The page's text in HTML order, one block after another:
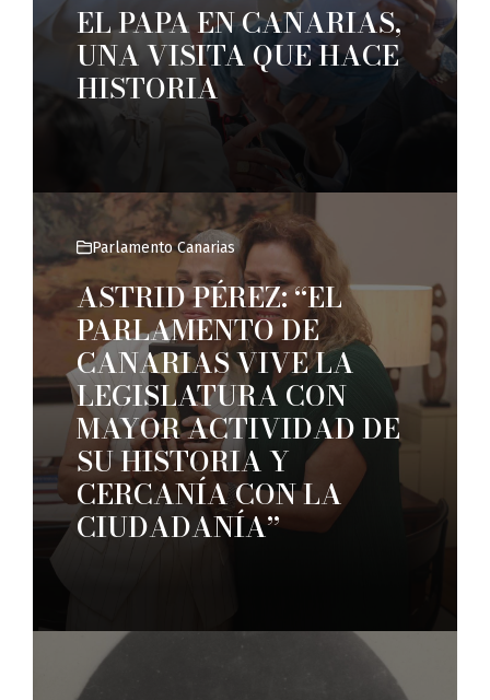
EL PAPA EN CANARIAS,
UNA VISITA QUE HACE
HISTORIA
Parlamento Canarias
ASTRID PÉREZ: “EL
PARLAMENTO DE
CANARIAS VIVE LA
LEGISLATURA CON
MAYOR ACTIVIDAD DE
SU HISTORIA Y
CERCANÍA CON LA
CIUDADANÍA”